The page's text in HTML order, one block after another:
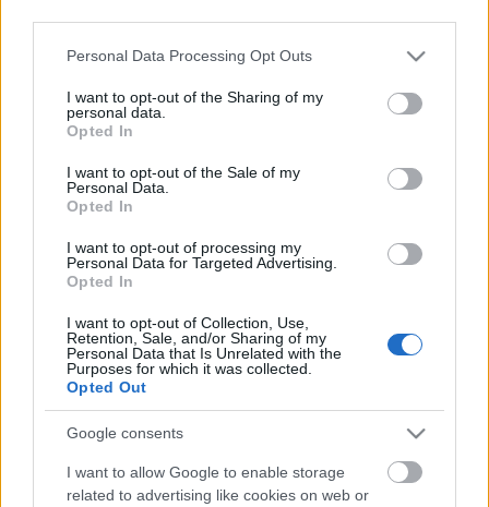
Please note that this website/app uses one or more Google
not limited to your visit or usage behaviour. You may click to
grant or deny consent to Google and its third-party tags to
use your data for below specified purposes in below Google
consent section.
Personal Data Processing Opt Outs
I want to opt-out of the Sharing of my
personal data.
Opted In
I want to opt-out of the Sale of my
Personal Data.
Opted In
I want to opt-out of processing my
Personal Data for Targeted Advertising.
Opted In
I want to opt-out of Collection, Use,
Retention, Sale, and/or Sharing of my
Personal Data that Is Unrelated with the
Purposes for which it was collected.
Opted Out
Google consents
I want to allow Google to enable storage
related to advertising like cookies on web or
Péter tájékoztatták az érdeklődőket találmányuk
matematikai hátteréről valamint a 2010 Sanghaji
összefüggésekről. Az egyetlen stabil és egyetlen
instabil…
Fa-, bútor- és építőipari "három az
egyben" kiállítás
2009. február 01.
legkiemelkedőbb rendezvénye a három
testvériparág, a fa-, bútor- és építőipari
szakkiállítások egyesített expoja lesz. A február 17
és 20 között lezajló kiállítás rangját emeli, hogy csak
kétévente rendezik meg, akkor viszont…
Sanghaji ingatlanosok Budapesten